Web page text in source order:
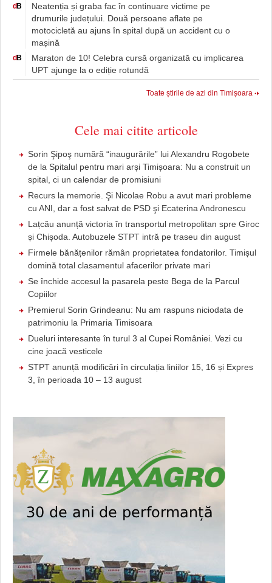
dB
Neatenția și graba fac în continuare victime pe
drumurile județului. Două persoane aflate pe
motocicletă au ajuns în spital după un accident cu o
mașină
dB
Maraton de 10! Celebra cursă organizată cu implicarea
UPT ajunge la o ediție rotundă
Toate știrile de azi din Timișoara
Cele mai citite articole
Sorin Şipoş numără “inaugurările” lui Alexandru Rogobete
de la Spitalul pentru mari arși Timișoara: Nu a construit un
spital, ci un calendar de promisiuni
Recurs la memorie. Şi Nicolae Robu a avut mari probleme
cu ANI, dar a fost salvat de PSD şi Ecaterina Andronescu
Lațcău anunță victoria în transportul metropolitan spre Giroc
și Chișoda. Autobuzele STPT intră pe traseu din august
Firmele bănățenilor rămân proprietatea fondatorilor. Timișul
domină total clasamentul afacerilor private mari
Se închide accesul la pasarela peste Bega de la Parcul
Copiilor
Premierul Sorin Grindeanu: Nu am raspuns niciodata de
patrimoniu la Primaria Timisoara
Dueluri interesante în turul 3 al Cupei României. Vezi cu
cine joacă vesticele
STPT anunță modificări în circulația liniilor 15, 16 și Expres
3, în perioada 10 – 13 august